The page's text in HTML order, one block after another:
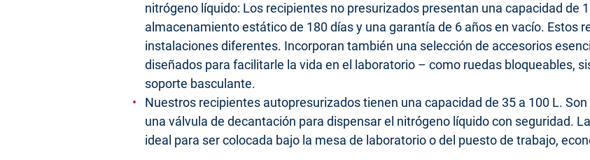
nitrógeno líquido: Los recipientes no presurizados presentan una capacidad de
almacenamiento estático de 180 días y una garantía de 6 años en vacío. Estos
instalaciones diferentes. Incorporan también una selección de accesorios
diseñados para facilitarle la vida en el laboratorio – como ruedas bloqueables,
soporte basculante.
Nuestros recipientes autopresurizados tienen una capacidad de 35 a 100 L.
una válvula de decantación para dispensar el nitrógeno líquido con seguridad.
ideal para ser colocada bajo la mesa de laboratorio o del puesto de trabajo,